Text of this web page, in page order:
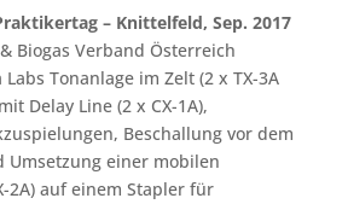
– Knittelfeld, Sep. 2017
Biogas Verband Österreich
Labs Tonanlage im Zelt (2 x TX-3A
Delay Line (2 x CX-1A),
Beschallung vor dem
Umsetzung einer mobilen
2A) auf einem Stapler für